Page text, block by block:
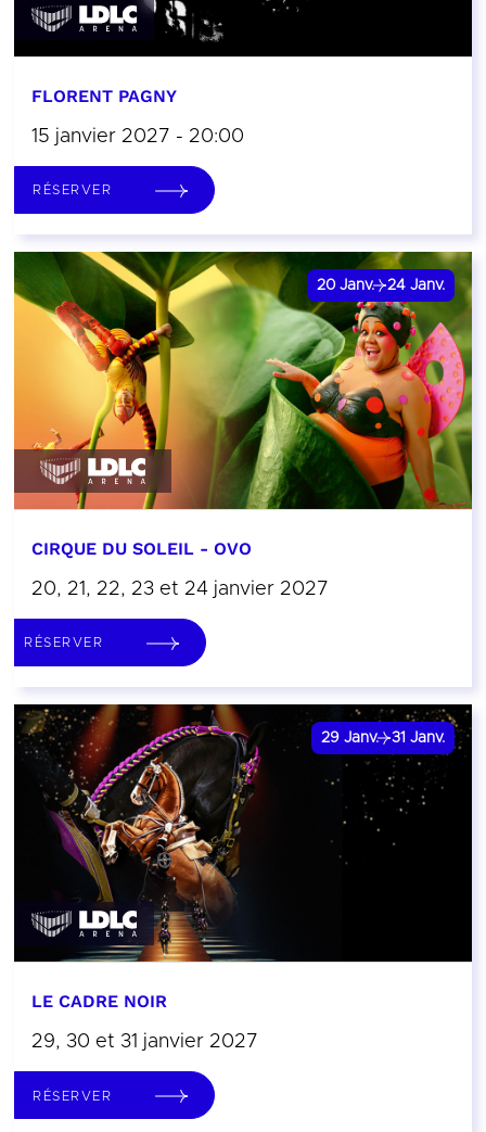
FLORENT PAGNY
15 janvier 2027 - 20:00
RÉSERVER
20 Janv. 24 Janv.
CIRQUE DU SOLEIL - OVO
20, 21, 22, 23 et 24 janvier 2027
RÉSERVER
29 Janv. 31 Janv.
LE CADRE NOIR
29, 30 et 31 janvier 2027
RÉSERVER